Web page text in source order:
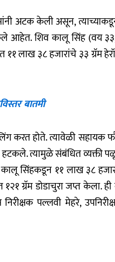
अटक केली असून,
आहेत. शिव कालू सिंह (वय
लाख ३८ हजारांचे ३३ ग्रॅम
बातमी
करत होते. त्यावेळी सहायक
त्यामुळे संबंधित व्यक्ती पळून
सिंहकडून ११ लाख ३८
ग्रॅम डोडाचुरा जप्त केला. ही
पल्लवी मेहरे,